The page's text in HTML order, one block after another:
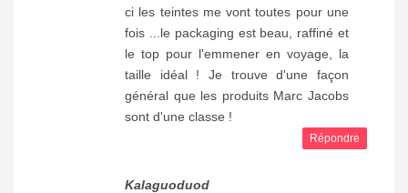
ci les teintes me vont toutes pour une
fois ...le packaging est beau, raffiné et
le top pour l'emmener en voyage, la
taille idéal ! Je trouve d'une façon
général que les produits Marc Jacobs
sont d'une classe !
Répondre
Kalaguoduod